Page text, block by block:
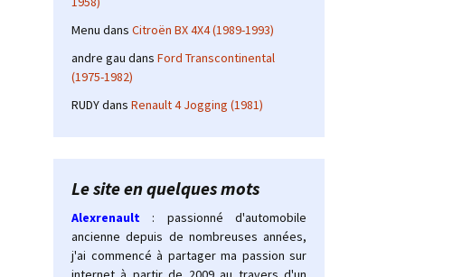
Menu dans Citroën BX 4X4 (1989-1993)
andre gau dans Ford Transcontinental
(1975-1982)
RUDYdans Renault 4 Jogging (1981)
Le site en quelques mots
Alexrenault
: passionné d'automobile
ancienne depuis de nombreuses années,
j'ai commencé à partager ma passion sur